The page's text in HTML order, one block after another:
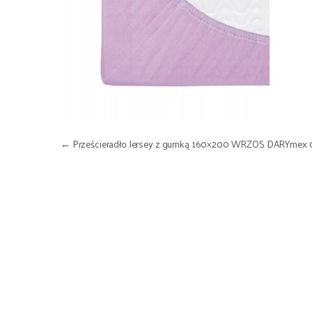
Nawigacja wpisu
← Prześcieradło Jersey z gumką 160×200 WRZOS DARYmex